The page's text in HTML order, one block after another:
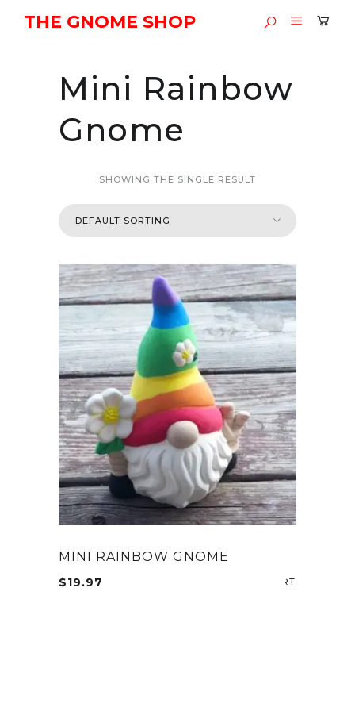
THE GNOME SHOP
Mini Rainbow
Gnome
SHOWING THE SINGLE RESULT
MINI RAINBOW GNOME
$19.97